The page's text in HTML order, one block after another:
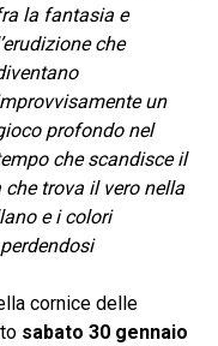
la fantasia e
che
un
profondo nel
che scandisce il
trova il vero nella
e i colori
cornice delle
sabato 30 gennaio